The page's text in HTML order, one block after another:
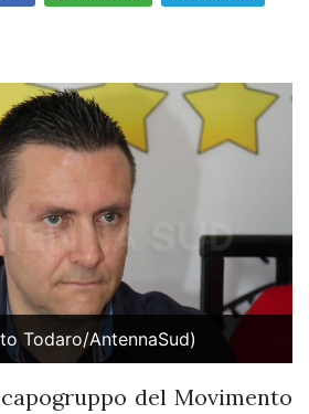
Todaro/AntennaSud)
del Movimento